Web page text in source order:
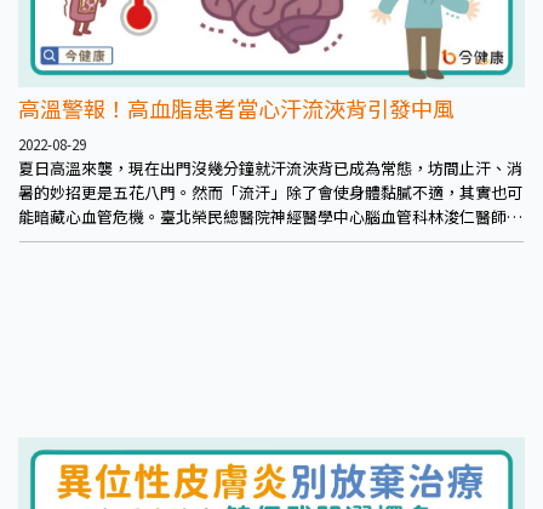
高溫警報！高血脂患者當心汗流浹背引發中風
2022-08-29
夏日高溫來襲，現在出門沒幾分鐘就汗流浹背已成為常態，坊間止汗、消
暑的妙招更是五花八門。然而「流汗」除了會使身體黏膩不適，其實也可
能暗藏心血管危機。臺北榮民總醫院神經醫學中心腦血管科林浚仁醫師表
示，多數民眾都知道天氣冷會使血管收縮，提高心血管疾病風險，卻鮮少